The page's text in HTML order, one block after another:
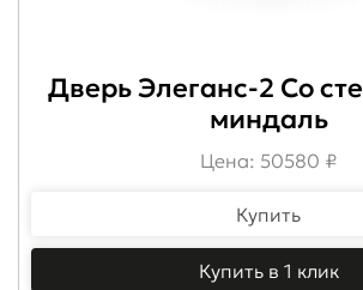
Дверь Элеганс-2 Со
миндаль
Цена: 50580 ₽
Купить
Купить в 1 клик